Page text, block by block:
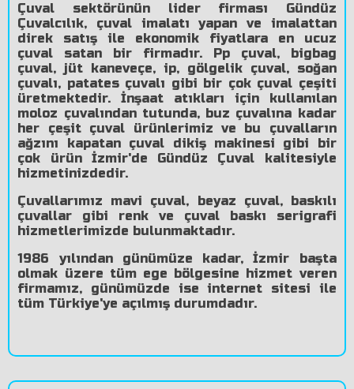
Çuval sektörünün lider firması Gündüz
Çuvalcılık, çuval imalatı yapan ve imalattan
direk satış ile ekonomik fiyatlara en ucuz
çuval satan bir firmadır. Pp çuval, bigbag
çuval, jüt kaneveçe, ip, gölgelik çuval, soğan
çuvalı, patates çuvalı gibi bir çok çuval çeşiti
üretmektedir. İnşaat atıkları için kullanılan
moloz çuvalından tutunda, buz çuvalına kadar
her çeşit çuval ürünlerimiz ve bu çuvalların
ağzını kapatan çuval dikiş makinesi gibi bir
çok ürün İzmir'de Gündüz Çuval kalitesiyle
hizmetinizdedir.
Çuvallarımız mavi çuval, beyaz çuval, baskılı
çuvallar gibi renk ve çuval baskı serigrafi
hizmetlerimizde bulunmaktadır.
1986 yılından günümüze kadar, İzmir başta
olmak üzere tüm ege bölgesine hizmet veren
firmamız, günümüzde ise internet sitesi ile
tüm Türkiye'ye açılmış durumdadır.